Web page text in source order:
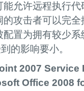
能允许远程执行
的攻击者可以完
配置为拥有较少
的影响要小。
2007 Service
Office 2008